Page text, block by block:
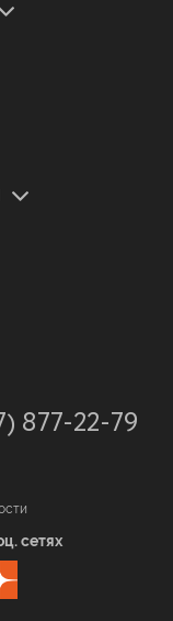
877-22-79
сетях